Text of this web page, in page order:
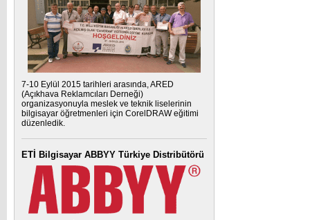
7-10 Eylül 2015 tarihleri arasında, ARED
(Açıkhava Reklamcıları Derneği)
organizasyonuyla meslek ve teknik liselerinin
bilgisayar öğretmenleri için CorelDRAW eğitimi
düzenledik.
ETİ Bilgisayar ABBYY Türkiye Distribütörü